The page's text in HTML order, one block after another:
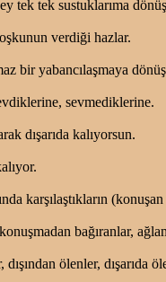
tek tek sustuklarıma
verdiği hazlar.
bir yabancılaşmaya
sevmediklerine.
dışarıda kalıyorsun.
karşılaştıkların
bağıranlar,
ölenler, dışarıda